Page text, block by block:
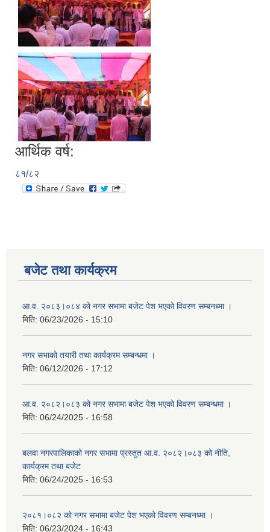
आर्थिक वर्ष:
८१/८२
बजेट तथा कार्यक्रम
आ.व. २०८३।०८४ को नगर सभामा बजेट पेश भएको विवरण सम्बनध्मा ।
मिति: 06/23/2026 - 15:10
नगर सभाको तयारी तथा कार्यक्रम सम्बन्धमा ।
मिति: 06/12/2026 - 17:12
आ.व. २०८२।०८३ को नगर सभामा बजेट पेश भएको विवरण सम्बन्धमा ।
मिति: 06/24/2025 - 16:58
बलवा नगरपालिकाको नगर सभामा प्रस्तुत आ.व. २०८२।०८३ को नीति,
कार्यक्रम तथा बजेट
मिति: 06/24/2025 - 16:53
२०८१।०८२ को नगर सभामा बजेट पेश भएको विवरण सम्बनध्मा ।
मिति: 06/23/2024 - 16:43